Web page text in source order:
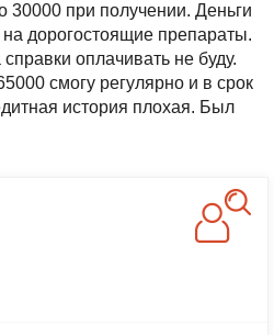
30000 при получении. Деньги
дорогостоящие препараты.
оплачивать не буду.
смогу регулярно и в срок
история плохая. Был